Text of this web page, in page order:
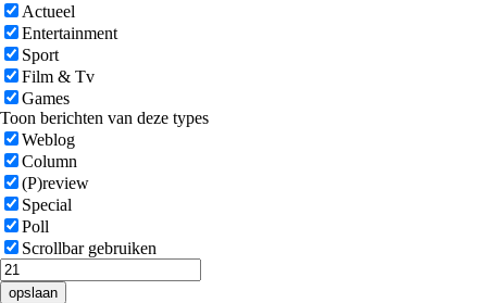
Actueel
Entertainment
Sport
Film & Tv
Games
Toon berichten van deze types
Weblog
Column
(P)review
Special
Poll
Scrollbar gebruiken
opslaan